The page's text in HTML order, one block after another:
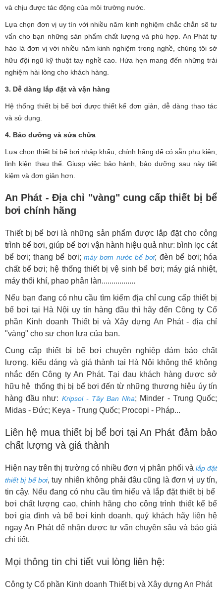
và chịu được tác động của môi trường nước.
Lựa chọn đơn vị uy tín với nhiều năm kinh nghiệm chắc chắn sẽ tư
vấn cho bạn những sản phẩm chất lượng và phù hợp. An Phát tự
hào là đơn vị với nhiều năm kinh nghiệm trong nghề, chúng tôi sở
hữu đội ngũ kỹ thuật tay nghề cao. Hứa hẹn mang đến những trải
nghiệm hài lòng cho khách hàng.
3. Dễ dàng lắp đặt và vận hàng
Hệ thống thiết bị bể bơi được thiết kế đơn giản, dễ dàng thao tác
và sử dụng.
4. Bảo dưỡng và sửa chữa
Lựa chọn thiết bị bể bơi nhập khẩu, chính hãng để có sẵn phụ kiện,
linh kiện thau thế. Giusp việc bảo hành, bảo dưỡng sau này tiết
kiệm và đơn giản hơn.
An Phát - Địa chỉ "vàng" cung cấp thiết bị bể
bơi chính hãng
Thiết bị bể bơi là những sản phẩm được lắp đặt cho công
trình bể bơi, giúp bể bơi vận hành hiệu quả như: bình lọc cát
bể bơi; thang bể bơi; máy bơm nước bể bơi; đèn bể bơi; hóa
chất bể bơi; hệ thống thiết bị vệ sinh bể bơi; máy giá nhiệt,
máy thổi khí, phao phân làn.................
Nếu bạn đang có nhu cầu tìm kiếm địa chỉ cung cấp thiết bị
bể bơi tại Hà Nội uy tín hàng đầu thì hãy đến Công ty Cổ
phần Kinh doanh Thiết bị và Xây dựng An Phát - địa chỉ
"vàng" cho sự chọn lựa của bạn.
Cung cấp thiết bị bể bơi chuyên nghiệp đảm bảo chất
lượng, kiểu dáng và giá thành tại Hà Nội không thể không
nhắc đến Công ty An Phát. Tại đau khách hàng được sở
hữu hệ thống thị bị bể bơi đến từ những thương hiệu úy tín
hàng đầu như: Kripsol - Tây Ban Nha; Minder - Trung Quốc;
Midas - Đức; Keya - Trung Quốc; Procopi - Pháp...
Liên hệ mua thiết bị bể bơi tại An Phát đảm bảo
chất lượng và giá thành
Hiện nay trên thị trường có nhiều đơn vị phân phối và lắp đặt
thiết bị bể bơi, tuy nhiên không phải đâu cũng là đơn vị uy tín,
tin cậy. Nếu đang có nhu cầu tìm hiểu và lắp đặt thiết bị bể
bơi chất lượng cao, chính hãng cho công trình thiết kế bể
bơi gia đình và bể bơi kinh doanh, quý khách hãy liên hệ
ngay An Phát để nhận được tư vấn chuyên sâu và báo giá
chi tiết.
Mọi thông tin chi tiết vui lòng liên hệ:
Công ty Cổ phần Kinh doanh Thiết bị và Xây dựng An Phát